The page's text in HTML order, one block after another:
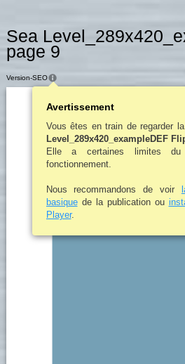
Sea
page 9
Version-SEO
Avertissement
Vous êtes en train de regarder
Level_289x420_exampleDEF
Elle a certaines limites
fonctionnement.
Nous recommandons de voir
basiquede la publication ou
Player.